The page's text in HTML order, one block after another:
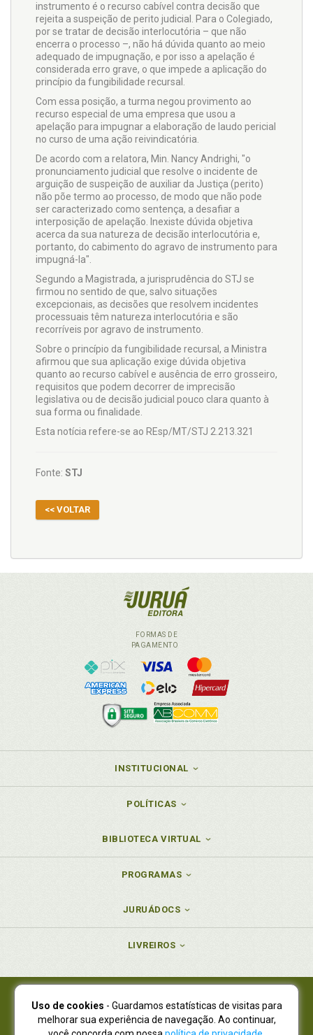
instrumento é o recurso cabível contra decisão que
rejeita a suspeição de perito judicial. Para o Colegiado,
por se tratar de decisão interlocutória – que não
encerra o processo –, não há dúvida quanto ao meio
adequado de impugnação, e por isso a apelação é
considerada erro grave, o que impede a aplicação do
princípio da fungibilidade recursal.
Com essa posição, a turma negou provimento ao
recurso especial de uma empresa que usou a
apelação para impugnar a elaboração de laudo pericial
no curso de uma ação reivindicatória.
De acordo com a relatora, Min. Nancy Andrighi, "o
pronunciamento judicial que resolve o incidente de
arguição de suspeição de auxiliar da Justiça (perito)
não põe termo ao processo, de modo que não pode
ser caracterizado como sentença, a desafiar a
interposição de apelação. Inexiste dúvida objetiva
acerca da sua natureza de decisão interlocutória e,
portanto, do cabimento do agravo de instrumento para
impugná-la".
Segundo a Magistrada, a jurisprudência do STJ se
firmou no sentido de que, salvo situações
excepcionais, as decisões que resolvem incidentes
processuais têm natureza interlocutória e são
recorríveis por agravo de instrumento.
Sobre o princípio da fungibilidade recursal, a Ministra
afirmou que sua aplicação exige dúvida objetiva
quanto ao recurso cabível e ausência de erro grosseiro,
requisitos que podem decorrer de imprecisão
legislativa ou de decisão judicial pouco clara quanto à
sua forma ou finalidade.
Esta notícia refere-se ao REsp/MT/STJ 2.213.321
Fonte: STJ
<< VOLTAR
FORMAS DE
PAGAMENTO
INSTITUCIONAL
POLÍTICAS
BIBLIOTECA VIRTUAL
PROGRAMAS
JURUÁDOCS
LIVREIROS
Juruá Editora Ltda., CNPJ 77.535.508/0001-19
Juruá Informática Ltda., CNPJ 01.701.561/0001-80
Uso de cookies - Guardamos estatísticas de visitas para
melhorar sua experiência de navegação. Ao continuar,